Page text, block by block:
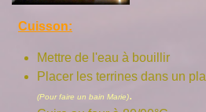
Cuisson:
Mettre de l'eau à bouillir
Placer les terrines dans un
(Pour faire un bain Marie).